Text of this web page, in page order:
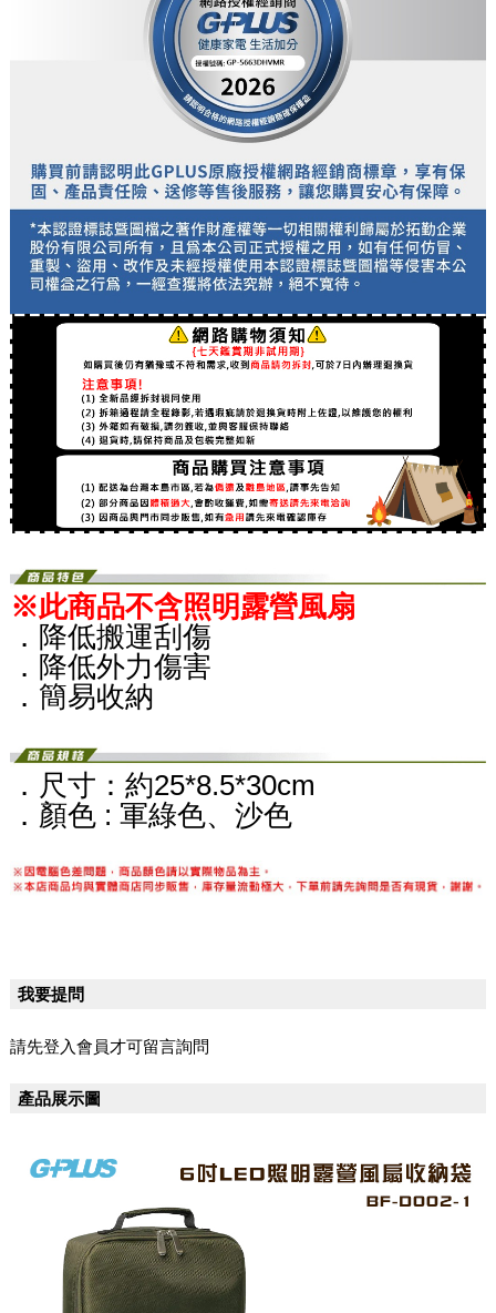
※此商品不含照明露營風扇
．降低搬運刮傷
．降低外力傷害
．簡易收納
．尺寸：約25*8.5*30cm
．顏色 : 軍綠色、沙色
我要提問
請先登入會員才可留言詢問
產品展示圖